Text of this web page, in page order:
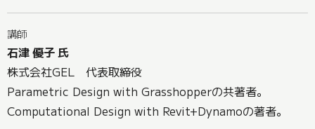
講師
石津 優子 氏
株式会社GEL 代表取締役
Parametric Design with Grasshopperの共著者。
Computational Design with Revit+Dynamoの著者。